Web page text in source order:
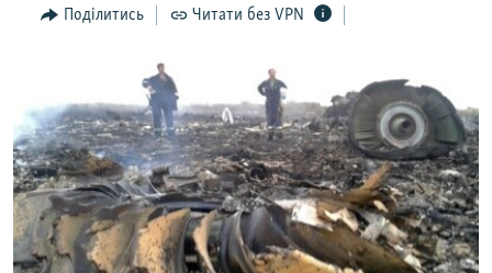
пошуку
ІНТЕРВ'Ю
СПЕЦПРОЕКТИ
ДЕПОРТАЦІЯ
ВІДЕОУРОКИ «ELIFBE»
СВІДЧЕННЯ ОКУПАЦІЇ
УКРАЇНСЬКА ПРОБЛЕМА КРИМУ
ЯК ОБІЙТИ БЛОКУВАННЯ
Русский
Qırımtatar
Поділитись Читати без VPN